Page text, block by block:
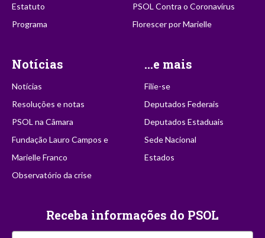
Estatuto
Programa
PSOL Contra o Coronavírus
Florescer por Marielle
Notícias
Notícias
Resoluções e notas
PSOL na Câmara
Fundação Lauro Campos e
Marielle Franco
Observatório da crise
...e mais
Filie-se
Deputados Federais
Deputados Estaduais
Sede Nacional
Estados
Receba informações do PSOL